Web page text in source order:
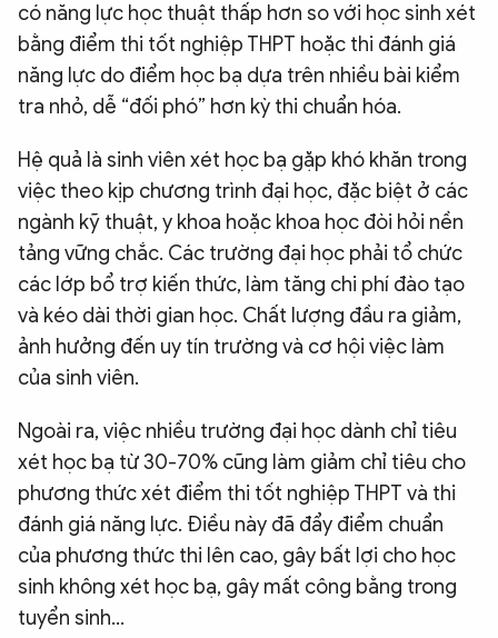
có năng lực học thuật thấp hơn so với học sinh xét
bằng điểm thi tốt nghiệp THPT hoặc thi đánh giá
năng lực do điểm học bạ dựa trên nhiều bài kiểm
tra nhỏ, dễ “đối phó” hơn kỳ thi chuẩn hóa.
Hệ quả là sinh viên xét học bạ gặp khó khăn trong
việc theo kịp chương trình đại học, đặc biệt ở các
ngành kỹ thuật, y khoa hoặc khoa học đòi hỏi nền
tảng vững chắc. Các trường đại học phải tổ chức
các lớp bổ trợ kiến thức, làm tăng chi phí đào tạo
và kéo dài thời gian học. Chất lượng đầu ra giảm,
ảnh hưởng đến uy tín trường và cơ hội việc làm
của sinh viên.
Ngoài ra, việc nhiều trường đại học dành chỉ tiêu
xét học bạ từ 30-70% cũng làm giảm chỉ tiêu cho
phương thức xét điểm thi tốt nghiệp THPT và thi
đánh giá năng lực. Điều này đã đẩy điểm chuẩn
của phương thức thi lên cao, gây bất lợi cho học
sinh không xét học bạ, gây mất công bằng trong
tuyển sinh…